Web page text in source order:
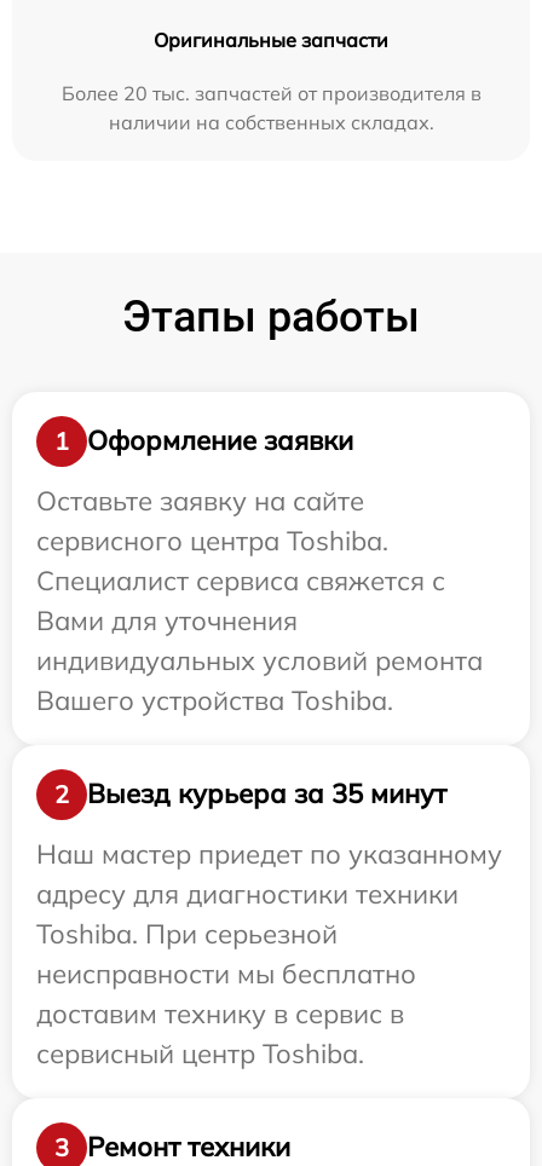
Оригинальные запчасти
Более 20 тыс. запчастей от производителя в
наличии на собственных складах.
Этапы работы
1
Оформление заявки
Оставьте заявку на сайте
сервисного центра Toshiba.
Специалист сервиса свяжется с
Вами для уточнения
индивидуальных условий ремонта
Вашего устройства Toshiba.
2
Выезд курьера за 35 минут
Наш мастер приедет по указанному
адресу для диагностики техники
Toshiba. При серьезной
неисправности мы бесплатно
доставим технику в сервис в
сервисный центр Toshiba.
3
Ремонт техники